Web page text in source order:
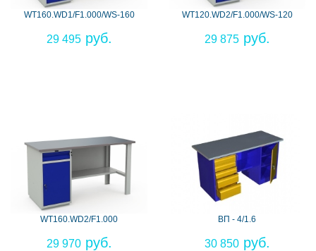
WT160.WD1/F1.000/WS-160
29 495
WT120.WD2/F1.000/WS-120
29 875
WT160.WD2/F1.000
29 970
ВП - 4/1.6
30 850